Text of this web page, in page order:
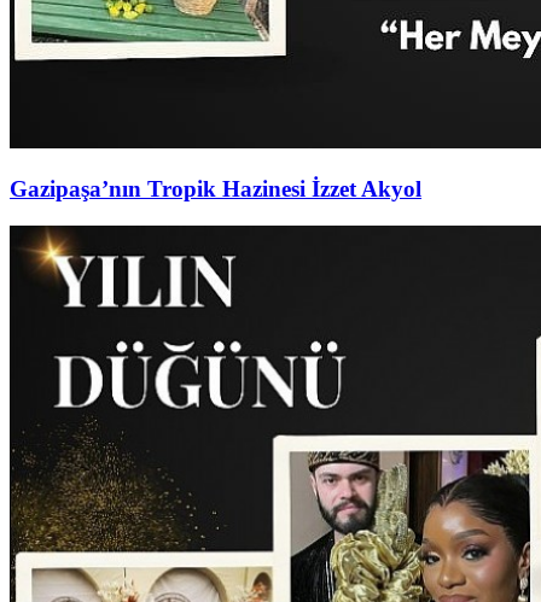
Gazipaşa’nın Tropik Hazinesi İzzet Akyol